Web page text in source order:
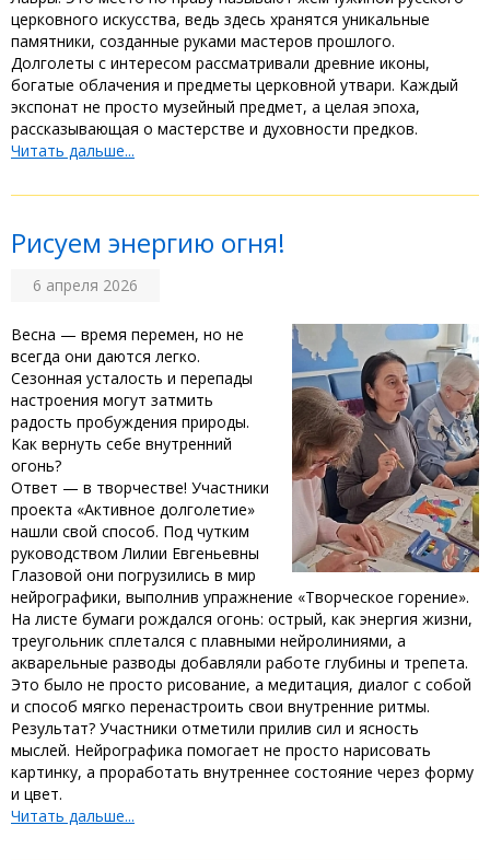
церковного искусства, ведь здесь хранятся уникальные
памятники, созданные руками мастеров прошлого. ‎
‎Долголеты с интересом рассматривали древние иконы,
богатые облачения и предметы церковной утвари. Каждый
экспонат не просто музейный предмет, а целая эпоха,
рассказывающая о мастерстве и духовности предков.
Читать дальше...
‎Рисуем энергию огня!
6 апреля 2026
Весна — время перемен, но не
всегда они даются легко.
Сезонная усталость и перепады
настроения могут затмить
радость пробуждения природы.
Как вернуть себе внутренний
огонь? ‎
‎Ответ — в творчестве! Участники
проекта «Активное долголетие»
нашли свой способ. Под чутким
руководством Лилии Евгеньевны
Глазовой они погрузились в мир
нейрографики, выполнив упражнение «Творческое горение». ‎
‎На листе бумаги рождался огонь: острый, как энергия жизни,
треугольник сплетался с плавными нейролиниями, а
акварельные разводы добавляли работе глубины и трепета.
Это было не просто рисование, а медитация, диалог с собой
и способ мягко перенастроить свои внутренние ритмы. ‎
‎Результат? Участники отметили прилив сил и ясность
мыслей. Нейрографика помогает не просто нарисовать
картинку, а проработать внутреннее состояние через форму
и цвет.
Читать дальше...